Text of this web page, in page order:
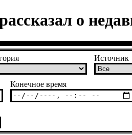
о
Источник
Конечное время